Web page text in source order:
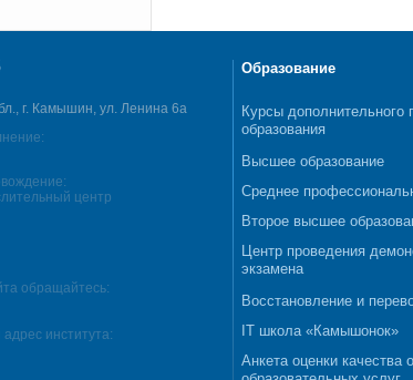
г. Камышин, ул. Ленина 6а
центр
обращайтесь:
института:
Образование
Курсы дополнительного
образования
Высшее образование
Среднее
Второе высшее
Центр проведения
экзамена
Восстановление и
IT школа «Камышонок»
Анкета оценки качества